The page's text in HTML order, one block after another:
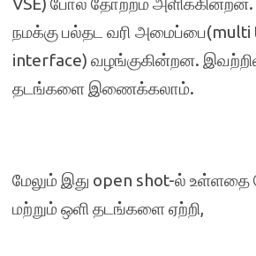
நமக்கு பல்தட வரி அமைப்பை(multi
interface) வழங்குகின்றன.
தடங்களை இணைக்கலாம்.
மேலும் இது open shot-ல் உள்ளதை
மற்றும் ஒளி தடங்களை ஏற்றி,